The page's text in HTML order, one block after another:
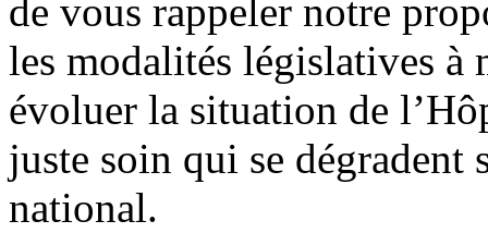
de vous rappeler notre
les modalités législatives
évoluer la situation de
juste soin qui se dégradent
national.